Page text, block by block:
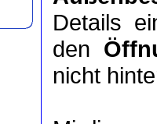
Details
den
nicht